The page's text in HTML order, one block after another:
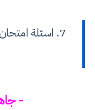
7. اسئلة
-